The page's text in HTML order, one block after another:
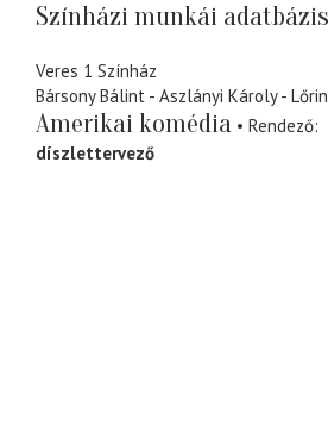
Színházi munkái
Veres 1 Színház
Bársony Bálint - Aszlányi Károly -
Amerikai komédia Rendező
díszlettervező